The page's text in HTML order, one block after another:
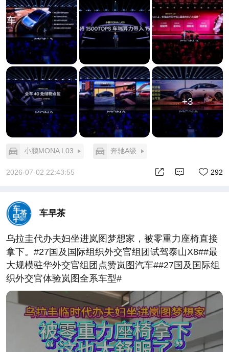
不像“预算有限”的样子？
102升前备厢。专门放外卖和生鲜。这个设计太细
了。细到如果设计师自己不点外卖、不被麻辣烫洒在
副驾地板上过，根本想不到。这不是配置，这是对年
轻人真实生活场景的深度共情。
14点按摩零重力副驾。腿托展开超70度。午休、等
人、长途休息，一秒变躺椅。你想想，一个刚工作几
年的年轻人，中午在公司趴在工位上睡，和在自己车
里打开按摩躺平睡，那是两种完全不同的尊严感。小
鹏懂这个。
40处储物点、8个磁吸接口、5个螺纹接口、23处生态
拓展接口。数字背后是一句话：你的生活不需要将就
这台车，这台车来将就你的生活方式。 放运动装备、
适应的工具，而是你生活的拓展坞。
再看那个ROAM主题套装。Nappa真皮、专属内饰
色、定制车机主题、20英寸轮毂。有人说这不过是选
装包。但我看到的是：小鹏在告诉年轻人，你不需要
花40万买一台“原本就高级”的车，你花15万也可以拥
有属于你自己的“高级感定义权”。 颜色你自己挑，材
质你自己选，连车机主题都是定制的——这不是买
车，这是在车内重建一套属于你的审美秩序。
然后说智驾。
1500TOPS算力下放到15万级。很多人觉得这是技术
下放，我觉得这是安全感的平权。
为什么这么说？新手司机最大的焦虑不是“我不会
+3
小鹏MONA L03 奔驰A级
2026-07-02 22:43:55 292
车早茶
乌拉圭代办夫妇坐进岚图梦想家，被零重力座椅直接
拿下。#27国及国际组织外交官组团试驾泰山X8##最
大规模驻华外交官组团点赞岚图汽车##27国及国际组
织外交官体验岚图全系车型#